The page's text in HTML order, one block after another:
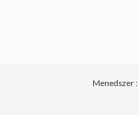
Menedszer :